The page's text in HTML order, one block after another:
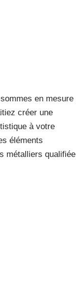
en mesure
créer une
à votre
éléments
métalliers qualifiée